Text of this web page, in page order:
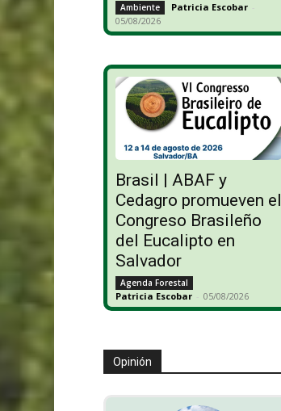
Ambiente Patricia Escobar -
05/08/2026
Brasil | ABAF y
Cedagro promueven el
Congreso Brasileño
del Eucalipto en
Salvador
Agenda Forestal
Patricia Escobar - 05/08/2026
Opinión